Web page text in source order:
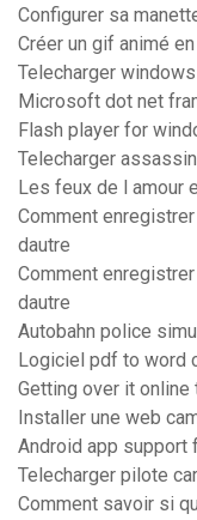
Configurer sa
Créer un gif animé
Telecharger
Microsoft dot net
Flash player for
Telecharger
Les feux de l amour
Comment
dautre
Comment
dautre
Autobahn police
Logiciel pdf to word
Getting over it online
Installer une web
Android app support
Telecharger pilote
Comment savoir si